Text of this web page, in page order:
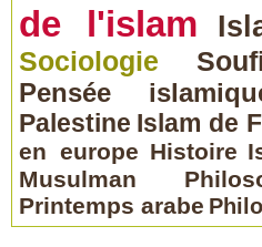
de l'islam
Sociologie
Pensée
Palestine Islam de
en europe Histoire
Musulman
Printemps arabe